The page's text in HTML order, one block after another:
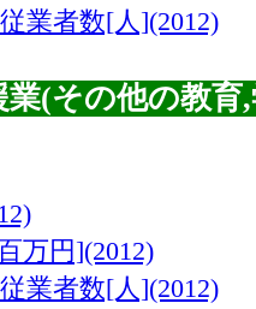
業者数[人](2012)
業(その他の教
万円](2012)
業者数[人](2012)